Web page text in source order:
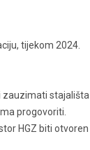
tijekom 2024.
zauzimati stajališta
progovoriti.
HGZ biti otvoren